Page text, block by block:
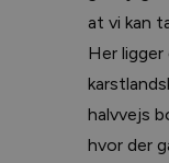
at vi kan
Her
halvvejs
hvor der